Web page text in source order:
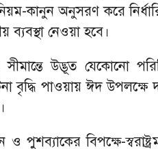
কানুন অনুসরণ করে
ব্যবস্থা নেওয়া হবে।
উদ্ভূত যেকোনো
বৃদ্ধি পাওয়ায় ঈদ উপলক্ষে
পুশব্যাকের বিপক্ষে-